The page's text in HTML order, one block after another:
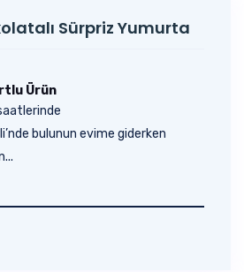
Sürpriz Yumurta
Ürün
bulunun evime giderken